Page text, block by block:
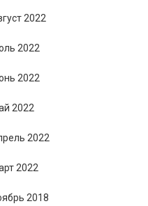
2022
2022
2022
2022
2022
2022
2018